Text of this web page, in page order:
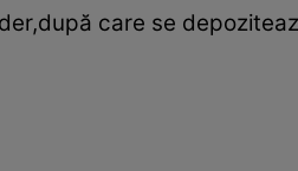
care se